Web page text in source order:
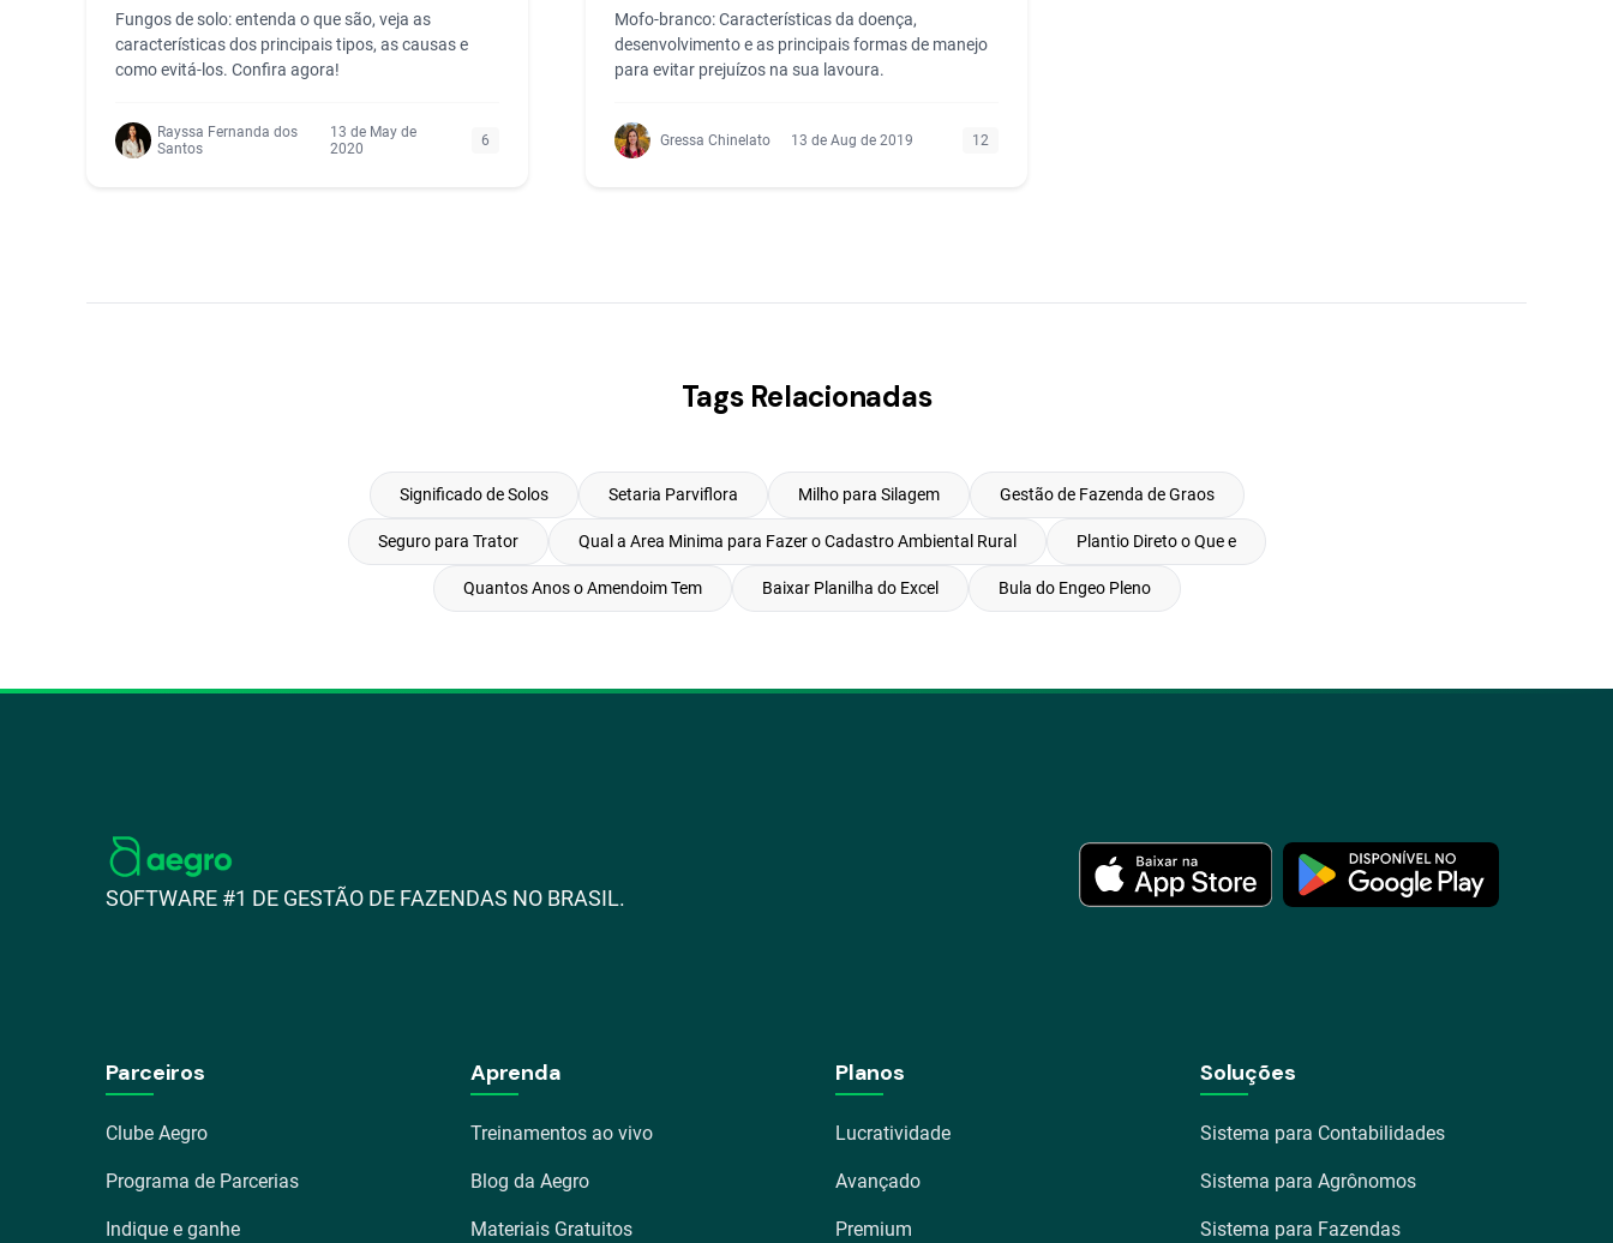
Fungos de solo: entenda o que são, veja as
características dos principais tipos, as causas e
como evitá-los. Confira agora!
Rayssa Fernanda dos
Santos
13 de May de
2020
6
Mofo-branco: Características da doença,
desenvolvimento e as principais formas de manejo
para evitar prejuízos na sua lavoura.
Gressa Chinelato 13 de Aug de 2019 12
Tags Relacionadas
Significado de Solos Setaria Parviflora Milho para Silagem Gestão de Fazenda de Graos
Seguro para Trator Qual a Area Minima para Fazer o Cadastro Ambiental Rural Plantio Direto o Que e
Quantos Anos o Amendoim Tem Baixar Planilha do Excel Bula do Engeo Pleno
SOFTWARE #1 DE GESTÃO DE FAZENDAS NO BRASIL.
Parceiros
Clube Aegro
Programa de Parcerias
Indique e ganhe
Aprenda
Treinamentos ao vivo
Blog da Aegro
Materiais Gratuitos
Planos
Lucratividade
Avançado
Premium
Soluções
Sistema para Contabilidades
Sistema para Agrônomos
Sistema para Fazendas